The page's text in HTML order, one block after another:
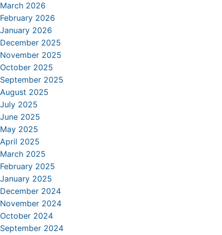
March 2026
February 2026
January 2026
December 2025
November 2025
October 2025
September 2025
August 2025
July 2025
June 2025
May 2025
April 2025
March 2025
February 2025
January 2025
December 2024
November 2024
October 2024
September 2024